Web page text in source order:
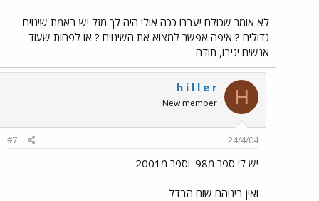
לא אומר שכולם יעברו ככה אולי היה לך מזל יש באמת שינוים
גדולים ? איפה אפשר למצוא את השינוים ? או לפחות שעוד
אנשים יגיבו, תודה
H
h i l l e r
New member
24/4/04
#7
יש לי ספר מ98' וספר מ2001
ואין ביניהם שום הבדל